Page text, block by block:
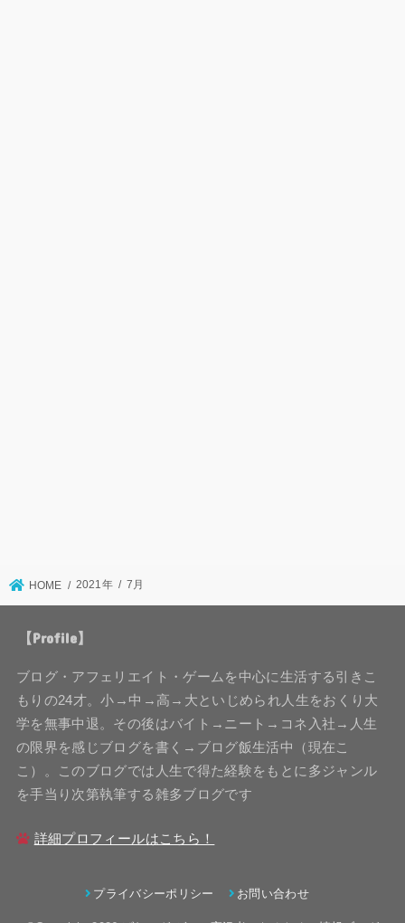
HOME 2021年 7月
【Profile】
ブログ・アフェリエイト・ゲームを中心に生活する引きこ
もりの24才。小→中→高→大といじめられ人生をおくり大
学を無事中退。その後はバイト→ニート→コネ入社→人生
の限界を感じブログを書く→ブログ飯生活中（現在こ
こ）。このブログでは人生で得た経験をもとに多ジャンル
を手当り次第執筆する雑多ブログです
詳細プロフィールはこちら！
プライバシーポリシー お問い合わせ